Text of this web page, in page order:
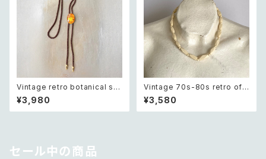
Vintage retro botanical sai
ling ship intaglio loop tie
レトロ ヴィンテージ アクセサリ
ー 帆船 デザイン 裏彫り ループ
¥3,980
Vintage 70s-80s retro off
white beads necklace レト
ロ ヴィンテージ アクセサリー オ
フホワイト ビーズ ネックレス
¥3,580
セール中の商品